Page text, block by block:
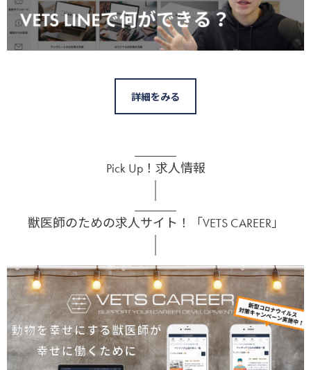
詳細をみる
Pick Up！求人情報
獣医師のための求人サイト！「VETS CAREER」